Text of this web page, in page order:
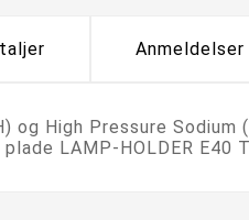
Anmeldelser
og High Pressure Sodium
LAMP-HOLDER E40